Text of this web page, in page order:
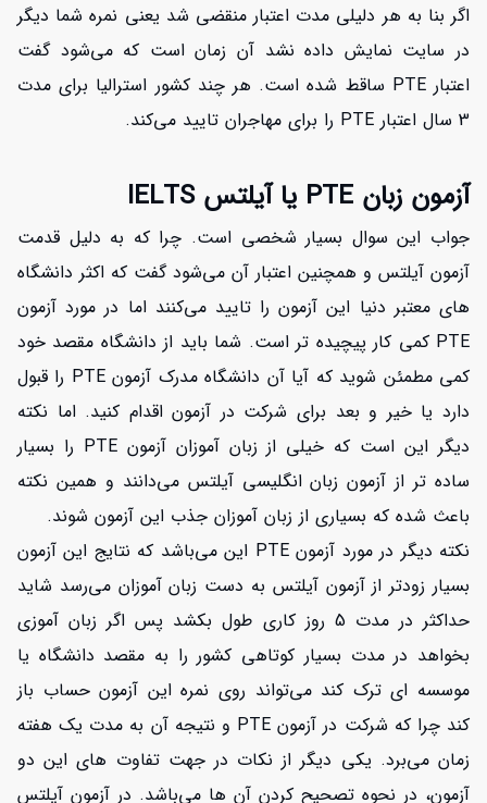
اگر بنا به هر دلیلی مدت اعتبار منقضی شد یعنی نمره شما دیگر
در سایت نمایش داده نشد آن زمان است که می‌شود گفت
اعتبار PTE ساقط شده است. هر چند کشور استرالیا برای مدت
3 سال اعتبار PTE را برای مهاجران تایید می‌کند.
آزمون زبان PTE یا آیلتس IELTS
جواب این سوال بسیار شخصی است. چرا که به دلیل قدمت
آزمون آیلتس و همچنین اعتبار آن می‌شود گفت که اکثر دانشگاه
های معتبر دنیا این آزمون را تایید می‌کنند اما در مورد آزمون
PTE کمی کار پیچیده تر است. شما باید از دانشگاه مقصد خود
کمی مطمئن شوید که آیا آن دانشگاه مدرک آزمون PTE را قبول
دارد یا خیر و بعد برای شرکت در آزمون اقدام کنید. اما نکته
دیگر این است که خیلی از زبان آموزان آزمون PTE را بسیار
ساده تر از آزمون زبان انگلیسی آیلتس می‌دانند و همین نکته
باعث شده که بسیاری از زبان آموزان جذب این آزمون شوند.
نکته دیگر در مورد آزمون PTE این می‌باشد که نتایج این آزمون
بسیار زودتر از آزمون آیلتس به دست زبان آموزان می‌رسد شاید
حداکثر در مدت 5 روز کاری طول بکشد پس اگر زبان آموزی
بخواهد در مدت بسیار کوتاهی کشور را به مقصد دانشگاه یا
موسسه ای ترک کند می‌تواند روی نمره این آزمون حساب باز
کند چرا که شرکت در آزمون PTE و نتیجه آن به مدت یک هفته
زمان می‌برد. یکی دیگر از نکات در جهت تفاوت های این دو
آزمون، در نحوه تصحیح کردن آن ها می‌باشد. در آزمون آیلتس